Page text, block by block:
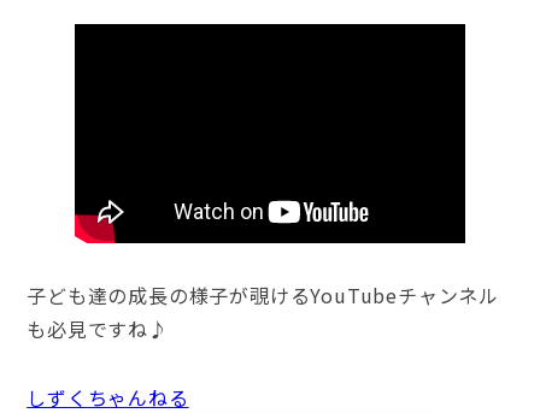
子ども達の成長の様子が覗けるYouTubeチャンネル
も必見ですね♪
しずくちゃんねる